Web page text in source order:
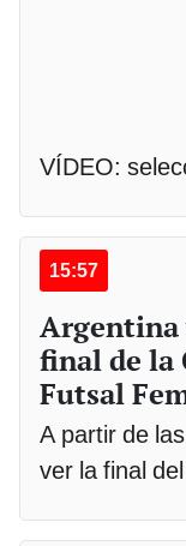
VÍDEO:
15:57
Argentina
final de la
Futsal
A partir de
ver la final